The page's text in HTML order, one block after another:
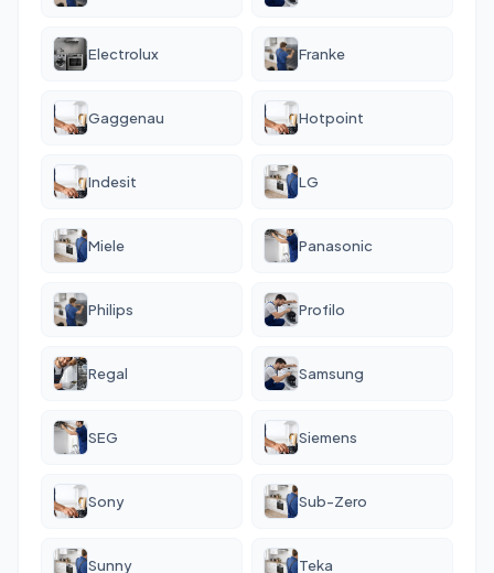
Electrolux Franke
Gaggenau Hotpoint
Indesit LG
Miele Panasonic
Philips Profilo
Regal Samsung
SEG Siemens
Sony Sub-Zero
Sunny Teka